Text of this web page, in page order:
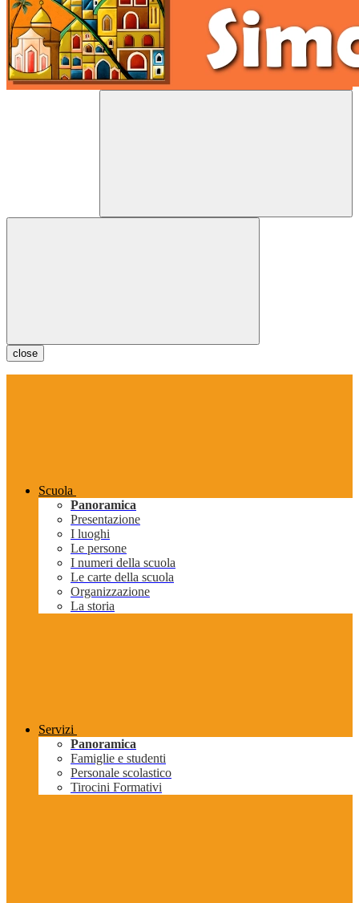
close
Scuola
Panoramica
Presentazione
I luoghi
Le persone
I numeri della scuola
Le carte della scuola
Organizzazione
La storia
Servizi
Panoramica
Famiglie e studenti
Personale scolastico
Tirocini Formativi